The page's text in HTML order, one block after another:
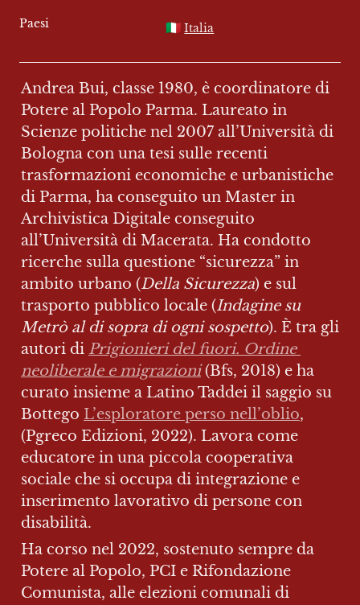
Paesi 🇮🇹 Italia
Andrea Bui, classe 1980, è coordinatore di
Potere al Popolo Parma. Laureato in
Scienze politiche nel 2007 all’Università di
Bologna con una tesi sulle recenti
trasformazioni economiche e urbanistiche
di Parma, ha conseguito un Master in
Archivistica Digitale conseguito
all’Università di Macerata. Ha condotto
ricerche sulla questione “sicurezza” in
ambito urbano (Della Sicurezza) e sul
trasporto pubblico locale (Indagine su
Metrò al di sopra di ogni sospetto). È tra gli
autori di Prigionieri del fuori. Ordine
neoliberale e migrazioni (Bfs, 2018) e ha
curato insieme a Latino Taddei il saggio su
Bottego L’esploratore perso nell’oblio,
(Pgreco Edizioni, 2022). Lavora come
educatore in una piccola cooperativa
sociale che si occupa di integrazione e
inserimento lavorativo di persone con
disabilità.
Ha corso nel 2022, sostenuto sempre da
Potere al Popolo, PCI e Rifondazione
Comunista, alle elezioni comunali di